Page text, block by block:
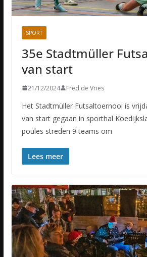
SPORT
35e Stadtmüller
van start
21/12/2024 Fred de Vries
Het Stadtmüller Futsaltoernooi is
van start gegaan in sporthal
poules streden 9 teams om
Lees meer